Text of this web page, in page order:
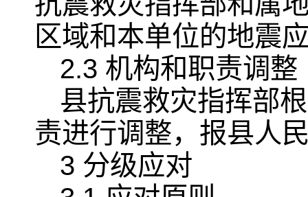
区域和本单位的地震
2.3 机构和职责调整
县抗震救灾指挥部
责进行调整，报县人
3 分级应对